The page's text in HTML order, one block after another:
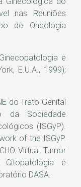
nas Reuniões
de Oncologia
e
E.U.A., 1999);
do Trato Genital
da Sociedade
(ISGyP).
of the ISGyP.
Virtual Tumor
e
DASA.